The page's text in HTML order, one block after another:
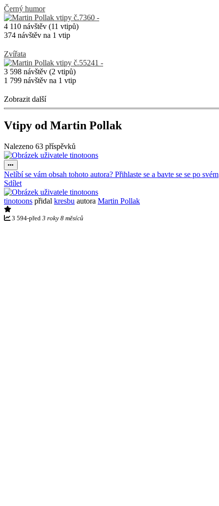
Černý humor
4 110 návštěv (11 vtipů)
374 návštěv na 1 vtip
Zvířata
3 598 návštěv (2 vtipů)
1 799 návštěv na 1 vtip
Zobrazit další
Vtipy od Martin Pollak
Nalezeno 63 příspěvků
Nelíbí se vám obsah tohoto autora? Přihlaste se a bavte se se po svém
Sdílet
tinotoons přidal kresbu autora Martin Pollak
3 594-před 3 roky 8 měsíců